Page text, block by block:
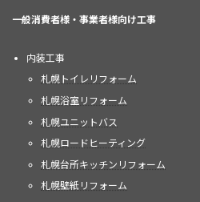
一般消費者様・事業者様向け工事
内装工事
札幌トイレリフォーム
札幌浴室リフォーム
札幌ユニットバス
札幌ロードヒーティング
札幌台所キッチンリフォーム
札幌壁紙リフォーム